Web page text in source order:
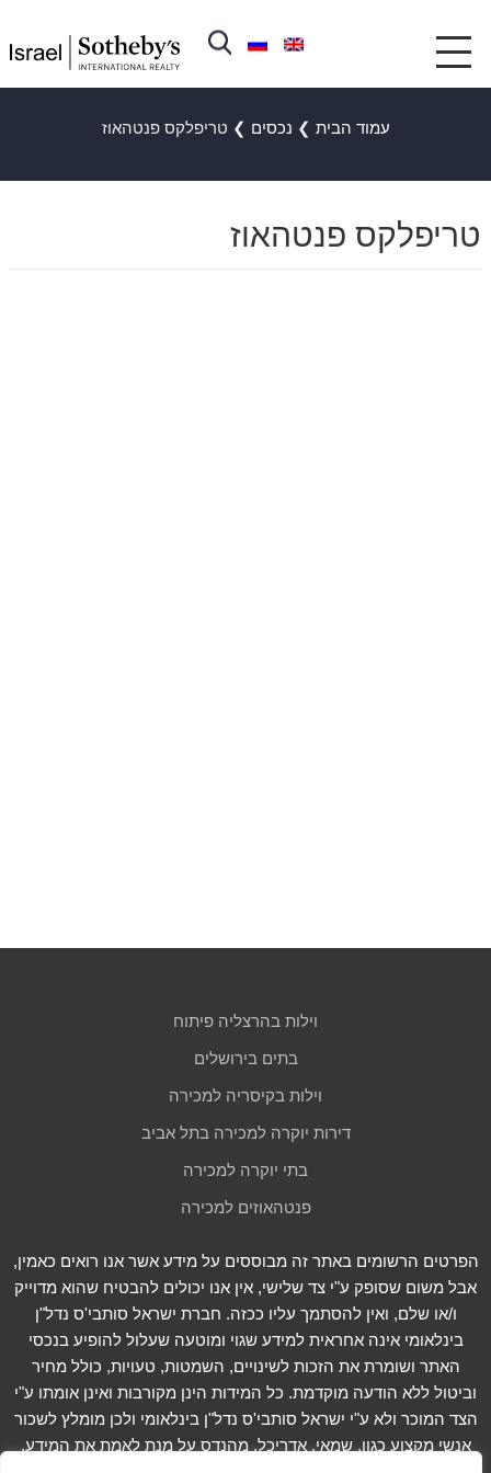
עמוד הבית ❯ נכסים ❯ טריפלקס פנטהאוז
טריפלקס פנטהאוז
וילות בהרצליה פיתוח
בתים בירושלים
וילות בקיסריה למכירה
דירות יוקרה למכירה בתל אביב
בתי יוקרה למכירה
פנטהאוזים למכירה
הפרטים הרשומים באתר זה מבוססים על מידע אשר אנו רואים כאמין,
אבל משום שסופק ע"י צד שלישי, אין אנו יכולים להבטיח שהוא מדוייק
ו/או שלם, ואין להסתמך עליו ככזה. חברת ישראל סותבי'ס נדל"ן
בינלאומי אינה אחראית למידע שגוי ומוטעה שעלול להופיע בנכסי
האתר ושומרת את הזכות לשינויים, השמטות, טעויות, כולל מחיר
וביטול ללא הודעה מוקדמת. כל המידות הינן מקורבות ואינן אומתו ע"י
הצד המוכר ולא ע"י ישראל סותבי'ס נדל"ן בינלאומי ולכן מומלץ לשכור
אנשי מקצוע כגון, שמאי, אדריכל, מהנדס על מנת לאמת את המידע.